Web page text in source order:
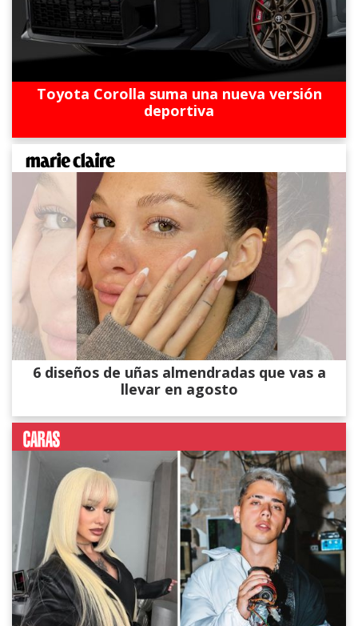
Toyota Corolla suma una nueva versión
deportiva
6 diseños de uñas almendradas que vas a
llevar en agosto